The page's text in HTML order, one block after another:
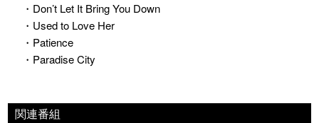
・Don’t Let It Bring You Down
・Used to Love Her
・Patience
・Paradise City
関連番組